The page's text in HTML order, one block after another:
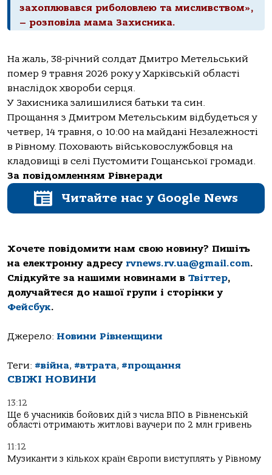
захоплювався риболовлею та мисливством»,
– розповіла мама Захисника.
На жаль, 38-річний солдат Дмитро Метельський
помер 9 травня 2026 року у Харківській області
внаслідок хвороби серця.
У Захисника залишилися батьки та син.
Прощання з Дмитром Метельським відбудеться у
четвер, 14 травня, о 10:00 на майдані Незалежності
в Рівному. Поховають військовослужбовця на
кладовищі в селі Пустомити Гощанської громади.
За повідомленням Рівнеради
Читайте нас у Google News
Хочете повідомити нам свою новину? Пишіть
на електронну адресу rvnews.rv.ua@gmail.com.
Слідкуйте за нашими новинами в Твіттер,
долучайтеся до нашої групи і сторінки у
Фейсбук.
Джерело: Новини Рівненщини
Теги: #війна, #втрата, #прощання
СВІЖІ НОВИНИ
13:12
Ще 6 учасників бойових дій з числа ВПО в Рівненській
області отримають житлові ваучери по 2 млн гривень
11:12
Музиканти з кількох країн Європи виступлять у Рівному